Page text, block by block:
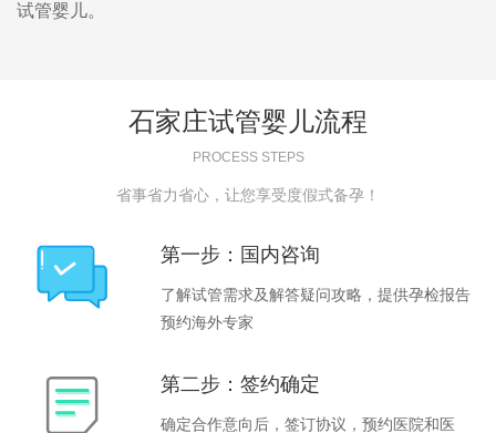
试管婴儿。
石家庄试管婴儿流程
PROCESS STEPS
省事省力省心，让您享受度假式备孕！
第一步：国内咨询
了解试管需求及解答疑问攻略，提供孕检报告
预约海外专家
第二步：签约确定
确定合作意向后，签订协议，预约医院和医